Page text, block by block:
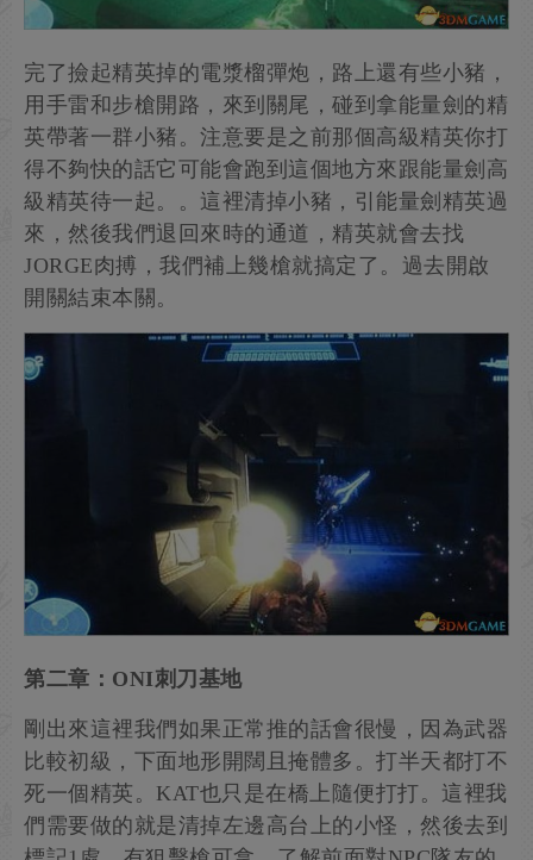
完了撿起精英掉的電漿榴彈炮，路上還有些小豬，
用手雷和步槍開路，來到關尾，碰到拿能量劍的精
英帶著一群小豬。注意要是之前那個高級精英你打
得不夠快的話它可能會跑到這個地方來跟能量劍高
級精英待一起。。這裡清掉小豬，引能量劍精英過
來，然後我們退回來時的通道，精英就會去找
JORGE肉搏，我們補上幾槍就搞定了。過去開啟
開關結束本關。
第二章：ONI刺刀基地
剛出來這裡我們如果正常推的話會很慢，因為武器
比較初級，下面地形開闊且掩體多。打半天都打不
死一個精英。KAT也只是在橋上隨便打打。這裡我
們需要做的就是清掉左邊高台上的小怪，然後去到